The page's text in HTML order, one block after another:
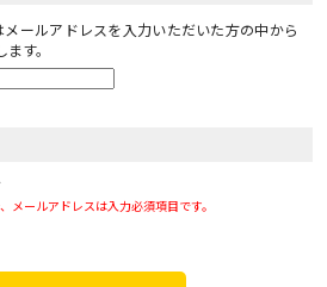
ールアドレスを入力いただいた方の中から
す。
ールアドレスは入力必須項目です。